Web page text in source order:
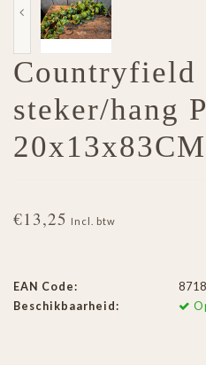
Countryfield
steker/hang
20x13x83CM
€13,25 Incl. btw
EAN Code:
Beschikbaarheid: